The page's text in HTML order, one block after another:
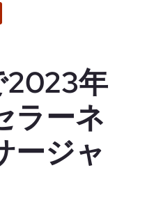
年
ラーネ
ージャ